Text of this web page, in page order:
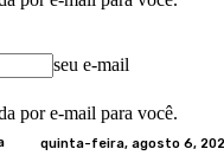
seu e-mail
por e-mail para você.
quinta-feira, agosto 6,